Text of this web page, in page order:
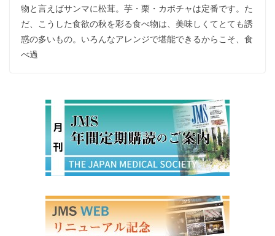
物と言えばサンマに松茸。芋・栗・カボチャは定番です。た
だ、こうした食欲の秋を彩る食べ物は、美味しくてとても誘
惑の多いもの。いろんなアレンジで堪能できるからこそ、食
べ過